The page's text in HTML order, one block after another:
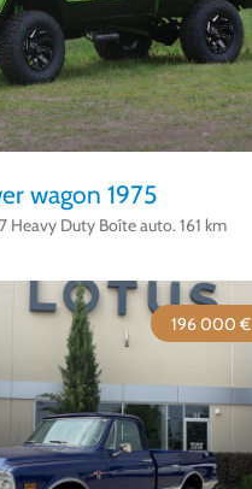
wagon 1975
Heavy Duty Boîte auto. 161 km
196 000 €